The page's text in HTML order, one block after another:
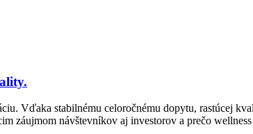
Vďaka stabilnému celoročnému dopytu, rastúcej
záujmom návštevníkov aj investorov a prečo